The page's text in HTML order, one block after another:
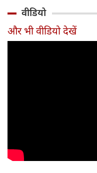
बातें
वीडियो
और भी वीडियो देखें